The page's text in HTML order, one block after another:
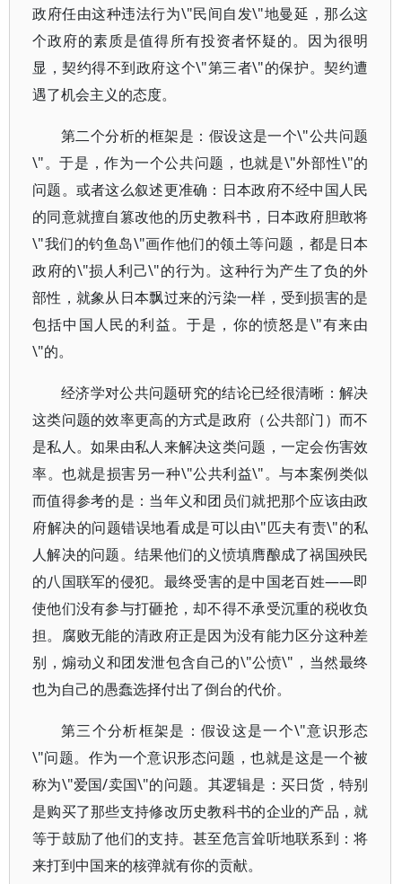
政府任由这种违法行为\"民间自发\"地曼延，那么这
个政府的素质是值得所有投资者怀疑的。因为很明
显，契约得不到政府这个\"第三者\"的保护。契约遭
遇了机会主义的态度。
第二个分析的框架是：假设这是一个\"公共问题
\"。于是，作为一个公共问题，也就是\"外部性\"的
问题。或者这么叙述更准确：日本政府不经中国人民
的同意就擅自篡改他的历史教科书，日本政府胆敢将
\"我们的钓鱼岛\"画作他们的领土等问题，都是日本
政府的\"损人利己\"的行为。这种行为产生了负的外
部性，就象从日本飘过来的污染一样，受到损害的是
包括中国人民的利益。于是，你的愤怒是\"有来由
\"的。
经济学对公共问题研究的结论已经很清晰：解决
这类问题的效率更高的方式是政府（公共部门）而不
是私人。如果由私人来解决这类问题，一定会伤害效
率。也就是损害另一种\"公共利益\"。与本案例类似
而值得参考的是：当年义和团员们就把那个应该由政
府解决的问题错误地看成是可以由\"匹夫有责\"的私
人解决的问题。结果他们的义愤填膺酿成了祸国殃民
的八国联军的侵犯。最终受害的是中国老百姓——即
使他们没有参与打砸抢，却不得不承受沉重的税收负
担。腐败无能的清政府正是因为没有能力区分这种差
别，煽动义和团发泄包含自己的\"公愤\"，当然最终
也为自己的愚蠢选择付出了倒台的代价。
第三个分析框架是：假设这是一个\"意识形态
\"问题。作为一个意识形态问题，也就是这是一个被
称为\"爱国/卖国\"的问题。其逻辑是：买日货，特别
是购买了那些支持修改历史教科书的企业的产品，就
等于鼓励了他们的支持。甚至危言耸听地联系到：将
来打到中国来的核弹就有你的贡献。